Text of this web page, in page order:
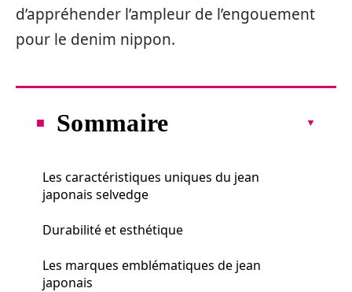
d’appréhender l’ampleur de l’engouement
pour le denim nippon.
Sommaire
Les caractéristiques uniques du jean
japonais selvedge
Durabilité et esthétique
Les marques emblématiques de jean
japonais